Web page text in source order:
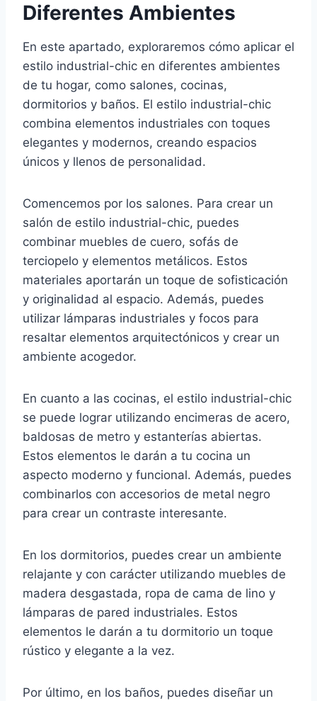
Diferentes Ambientes
En este apartado, exploraremos cómo aplicar el
estilo industrial-chic en diferentes ambientes
de tu hogar, como salones, cocinas,
dormitorios y baños. El estilo industrial-chic
combina elementos industriales con toques
elegantes y modernos, creando espacios
únicos y llenos de personalidad.
Comencemos por los salones. Para crear un
salón de estilo industrial-chic, puedes
combinar muebles de cuero, sofás de
terciopelo y elementos metálicos. Estos
materiales aportarán un toque de sofisticación
y originalidad al espacio. Además, puedes
utilizar lámparas industriales y focos para
resaltar elementos arquitectónicos y crear un
ambiente acogedor.
En cuanto a las cocinas, el estilo industrial-chic
se puede lograr utilizando encimeras de acero,
baldosas de metro y estanterías abiertas.
Estos elementos le darán a tu cocina un
aspecto moderno y funcional. Además, puedes
combinarlos con accesorios de metal negro
para crear un contraste interesante.
En los dormitorios, puedes crear un ambiente
relajante y con carácter utilizando muebles de
madera desgastada, ropa de cama de lino y
lámparas de pared industriales. Estos
elementos le darán a tu dormitorio un toque
rústico y elegante a la vez.
Por último, en los baños, puedes diseñar un